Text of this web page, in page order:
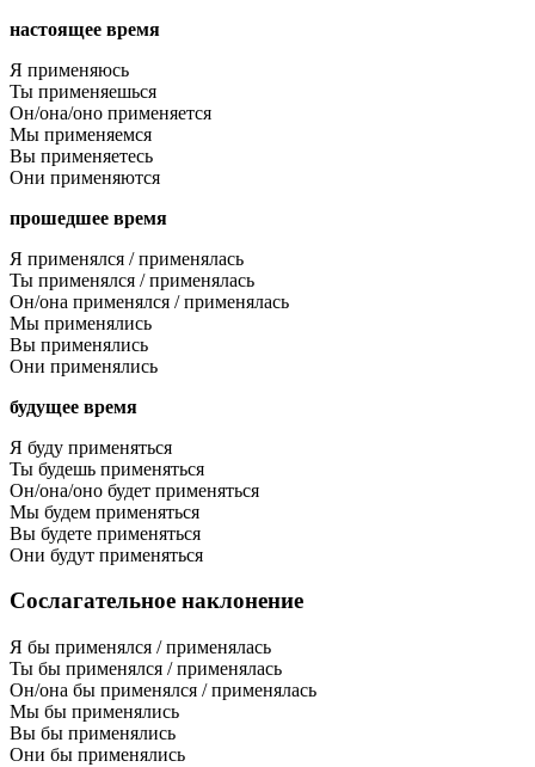
настоящее время
Я применяюсь
Ты применяешься
Он/она/оно применяется
Мы применяемся
Вы применяетесь
Они применяются
прошедшее время
Я применялся / применялась
Ты применялся / применялась
Он/она применялся / применялась
Мы применялись
Вы применялись
Они применялись
будущее время
Я буду применяться
Ты будешь применяться
Он/она/оно будет применяться
Мы будем применяться
Вы будете применяться
Они будут применяться
Сослагательное наклонение
Я бы применялся / применялась
Ты бы применялся / применялась
Он/она бы применялся / применялась
Мы бы применялись
Вы бы применялись
Они бы применялись